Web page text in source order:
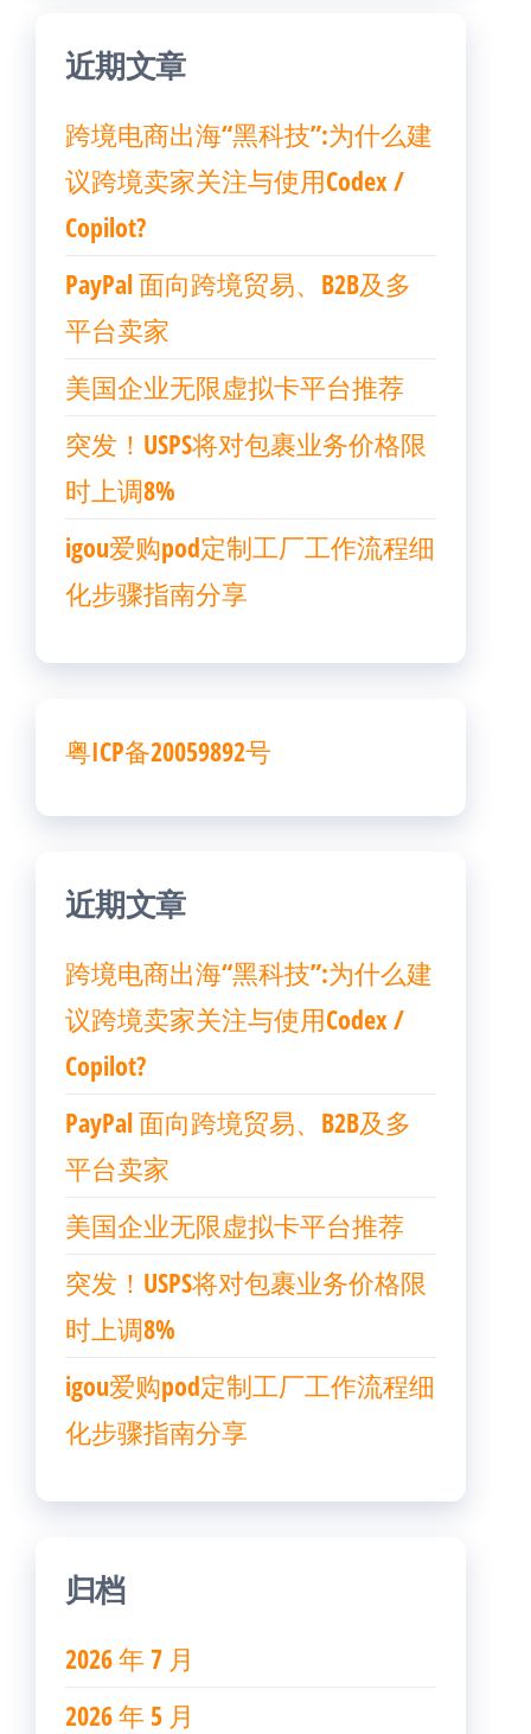
近期文章
跨境电商出海“黑科技”:为什么建
议跨境卖家关注与使用Codex /
Copilot?
PayPal 面向跨境贸易、B2B及多
平台卖家
美国企业无限虚拟卡平台推荐
突发！USPS将对包裹业务价格限
时上调8%
igou爱购pod定制工厂工作流程细
化步骤指南分享
粤ICP备20059892号
近期文章
跨境电商出海“黑科技”:为什么建
议跨境卖家关注与使用Codex /
Copilot?
PayPal 面向跨境贸易、B2B及多
平台卖家
美国企业无限虚拟卡平台推荐
突发！USPS将对包裹业务价格限
时上调8%
igou爱购pod定制工厂工作流程细
化步骤指南分享
归档
2026 年 7 月
2026 年 5 月